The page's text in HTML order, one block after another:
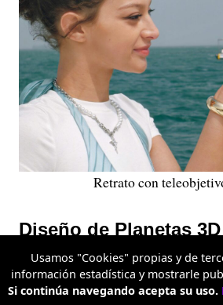
Retrato con
Diseño de Planetas
Cada generación de la serie Reno
identidad de diseño, y la Serie
Usamos "Cookies" propias y de
información estadística y mostrarle
Si continúa navegando acepta su uso.